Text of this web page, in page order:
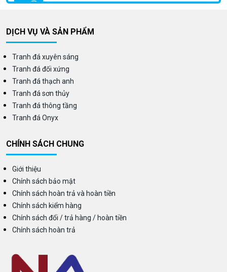
Địa chỉ: Km2 Phan Trọng Tuệ, Huỳnh Cung, Thanh
Tổng đài: 0335.120.296
DỊCH VỤ VÀ SẢN PHẨM
Tranh đá xuyên sáng
Tranh đá đối xứng
Tranh đá thạch anh
Tranh đá sơn thủy
Tranh đá thông tầng
Tranh đá Onyx
CHÍNH SÁCH CHUNG
Giới thiệu
Chính sách bảo mật
Chính sách hoàn trả và hoàn tiền
Chính sách kiểm hàng
Chính sách đổi / trả hàng / hoàn tiền
Chính sách hoàn trả